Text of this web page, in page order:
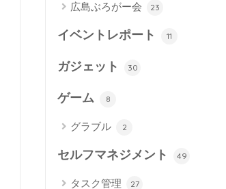
広島ぶろがー会 23
イベントレポート 11
ガジェット 30
ゲーム 8
グラブル 2
セルフマネジメント 49
タスク管理 27